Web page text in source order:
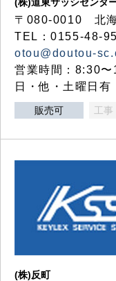
〒080-0010 北
TEL：0155-48-
otou@doutou-
営業時間：8:30
日・他・土曜日有
販売可 工事
(株)反町